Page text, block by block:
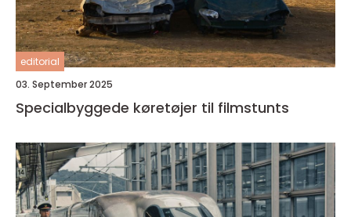
editorial
03. September 2025
Specialbyggede køretøjer til filmstunts